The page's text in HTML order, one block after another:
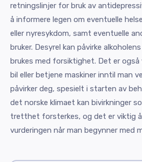
retningslinjer for bruk av
å informere legen om eventuelle
eller nyresykdom, samt eventuelle
bruker. Desyrel kan påvirke
brukes med forsiktighet. Det er også
bil eller betjene maskiner inntil man
påvirker deg, spesielt i starten av
det norske klimaet kan bivirkninger
tretthet forsterkes, og det er viktig
vurderingen når man begynner med